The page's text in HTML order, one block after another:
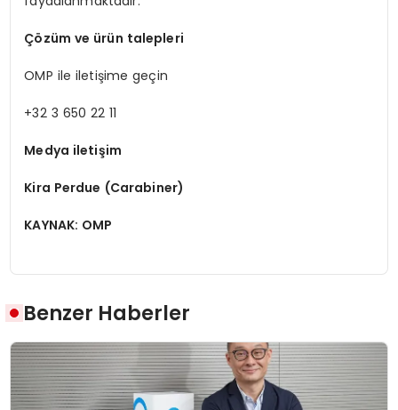
Çözüm ve ürün talepleri
OMP ile iletişime geçin
+32 3 650 22 11
Medya iletişim
Kira Perdue (Carabiner)
KAYNAK: OMP
Benzer Haberler